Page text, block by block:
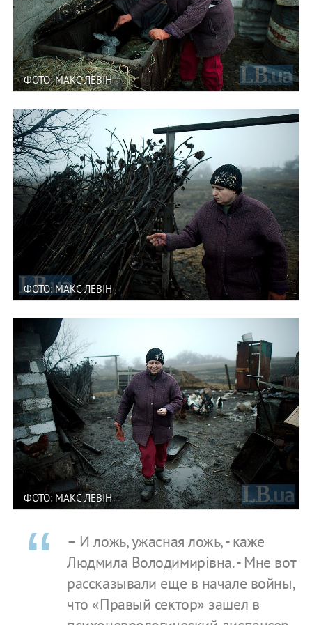
ФОТО: МАКС ЛЕВІН
ФОТО: МАКС ЛЕВІН
ФОТО: МАКС ЛЕВІН
– И ложь, ужасная ложь, - каже
Людмила Володимирівна. - Мне вот
рассказывали еще в начале войны,
что «Правый сектор» зашел в